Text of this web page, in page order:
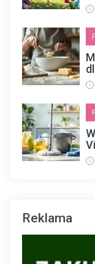
Reklama